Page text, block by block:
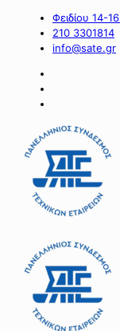
Φειδίου 14-
210 3301814
info@sate.gr